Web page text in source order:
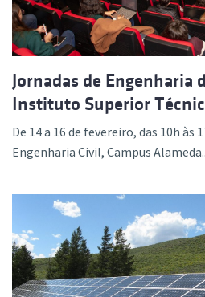
Jornadas de Engenharia
Instituto Superior
De 14 a 16 de fevereiro, das 10h às
Engenharia Civil, Campus